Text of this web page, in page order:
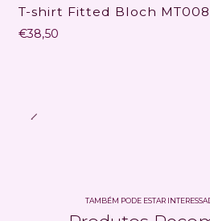
T-shirt Fitted Bloch MT008
€38,50
TAMBÉM PODE ESTAR